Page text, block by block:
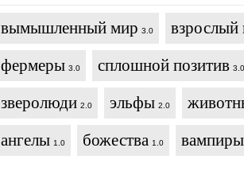
вымышленный мир 3.0
взрослый
фермеры 3.0 сплошной позитив 3.0
зверолюди 2.0 эльфы 2.0
ангелы 1.0 божества 1.0 вампиры